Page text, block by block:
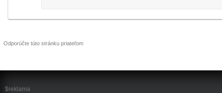
Odporúčte túto stránku priateľom
$reklama